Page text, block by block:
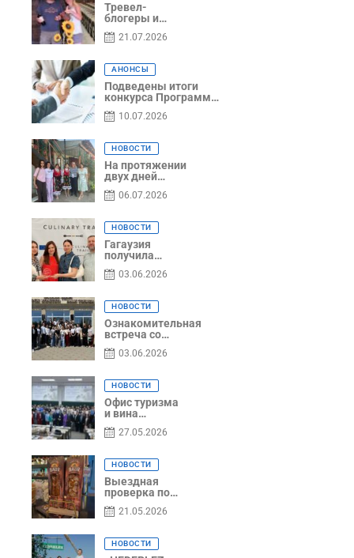
Тревел-
блогеры и
телеведущие
из Словении
телевизионный
выпуск о
Гагаузии
21.07.2026
АНОНСЫ
Подведены итоги
конкурса Программы
по предоставлению
грантов субъектам
– 2026
10.07.2026
НОВОСТИ
На протяжении
двух дней
Гагаузия
принимала
Национального
офиса туризма
Республики
Молдова
06.07.2026
НОВОСТИ
Гагаузия
получила
международное
признание в
Culinary Trail
03.06.2026
НОВОСТИ
Ознакомительная
встреча со
студентами
специальности
туризму»
03.06.2026
НОВОСТИ
Офис туризма
и вина
Гагаузии —
участник
конференции
по развитию
туризма
27.05.2026
НОВОСТИ
Выездная
проверка по
вопросам
соблюдения
договоров о
предоставлении
21.05.2026
НОВОСТИ